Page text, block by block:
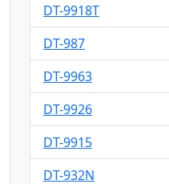
DT-9918T
DT-987
DT-9963
DT-9926
DT-9915
DT-932N